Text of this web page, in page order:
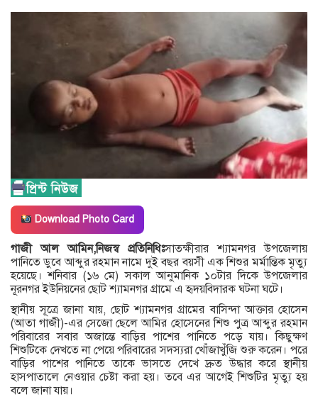
Download Photo Card
গাজী আল আমিন,নিজস্ব প্রতিনিধিঃসাতক্ষীরার শ্যামনগর উপজেলায়
পানিতে ডুবে আব্দুর রহমান নামে দুই বছর বয়সী এক শিশুর মর্মান্তিক মৃত্যু
হয়েছে। শনিবার (১৬ মে) সকাল আনুমানিক ১০টার দিকে উপজেলার
নূরনগর ইউনিয়নের ছোট শ্যামনগর গ্রামে এ হৃদয়বিদারক ঘটনা ঘটে।
স্থানীয় সূত্রে জানা যায়, ছোট শ্যামনগর গ্রামের বাসিন্দা আক্তার হোসেন
(আতা গাজী)-এর সেজো ছেলে আমির হোসেনের শিশু পুত্র আব্দুর রহমান
পরিবারের সবার অজান্তে বাড়ির পাশের পানিতে পড়ে যায়। কিছুক্ষণ
শিশুটিকে দেখতে না পেয়ে পরিবারের সদস্যরা খোঁজাখুঁজি শুরু করেন। পরে
বাড়ির পাশের পানিতে তাকে ভাসতে দেখে দ্রুত উদ্ধার করে স্থানীয়
হাসপাতালে নেওয়ার চেষ্টা করা হয়। তবে এর আগেই শিশুটির মৃত্যু হয়
বলে জানা যায়।